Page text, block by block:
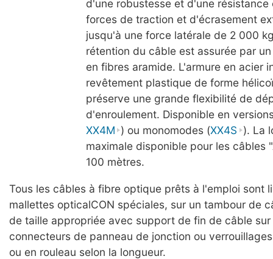
d'une robustesse et d'une résistance
forces de traction et d'écrasement
jusqu'à une force latérale de 2 000
rétention du câble est assurée par
en fibres aramide. L'armure en acier
revêtement plastique de forme
préserve une grande flexibilité de
d'enroulement. Disponible en
XX4M ) ou monomodes (XX4S ). La
maximale disponible pour les câbles
100 mètres.
Tous les câbles à fibre optique prêts à l'emploi sont
mallettes opticalCON spéciales, sur un tambour de
de taille appropriée avec support de fin de câble sur
connecteurs de panneau de jonction ou
ou en rouleau selon la longueur.